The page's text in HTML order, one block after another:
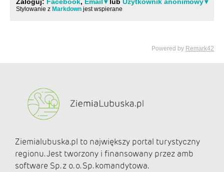
Ziemialubuska.pl to największy portal turystyczny
regionu. Jest tworzony i finansowany przez amb
software Sp. z o. o. Sp. komandytowa.